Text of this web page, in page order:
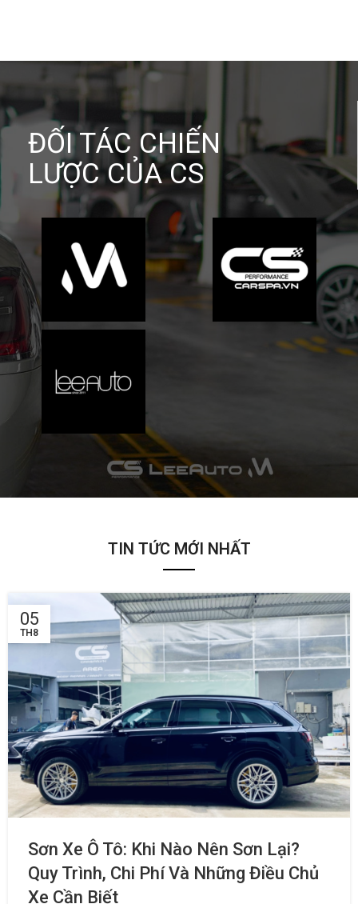
ĐỐI TÁC CHIẾN
LƯỢC CỦA CS
TIN TỨC MỚI NHẤT
05
TH8
Sơn Xe Ô Tô: Khi Nào Nên Sơn Lại?
Quy Trình, Chi Phí Và Những Điều Chủ
Xe Cần Biết